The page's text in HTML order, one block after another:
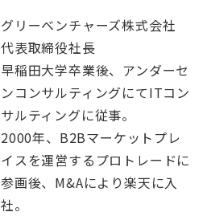
グリーベンチャーズ株式会社
代表取締役社長
早稲田大学卒業後、アンダーセ
ンコンサルティングにてITコン
サルティングに従事。
2000年、B2Bマーケットプレ
イスを運営するプロトレードに
参画後、M&Aにより楽天に入
社。